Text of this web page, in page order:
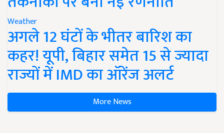
Weather
अगले 12 घंटों के भीतर बारिश का
कहर! यूपी, बिहार समेत 15 से ज्यादा
राज्यों में IMD का ऑरेंज अलर्ट
More News